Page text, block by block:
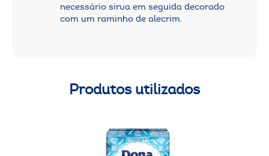
necessário sirva em seguida decorado
com um raminho de alecrim.
Produtos utilizados